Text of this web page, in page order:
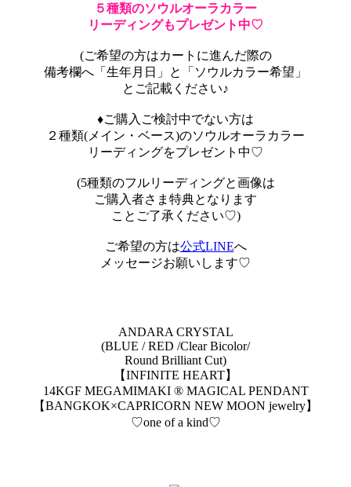
５種類のソウルオーラカラー
リーディングもプレゼント中♡
(ご希望の方はカートに進んだ際の
備考欄へ「生年月日」と「ソウルカラー希望」
とご記載ください♪
♦︎ご購入ご検討中でない方は
２種類(メイン・ベース)のソウルオーラカラー
リーディングをプレゼント中♡
(5種類のフルリーディングと画像は
ご購入者さま特典となります
ことご了承ください♡)
ご希望の方は公式LINEへ
メッセージお願いします♡
ANDARA CRYSTAL
(BLUE / RED /Clear Bicolor/
Round Brilliant Cut)
【INFINITE HEART】
14KGF MEGAMIMAKI ®︎ MAGICAL PENDANT
【BANGKOK×CAPRICORN NEW MOON jewelry】
♡one of a kind♡